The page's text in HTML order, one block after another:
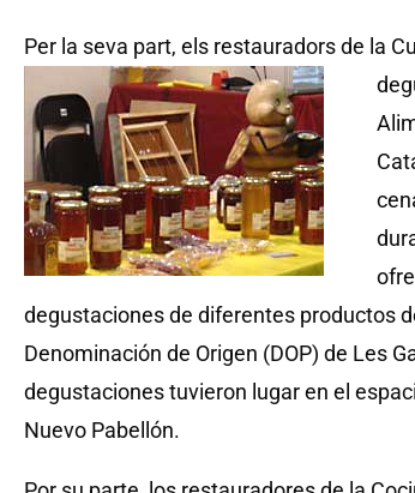
Per la seva part, els restauradors de la
degustaciones de diferentes productos
Denominación de Origen (DOP) de Les
degustaciones tuvieron lugar en el
Nuevo Pabellón.